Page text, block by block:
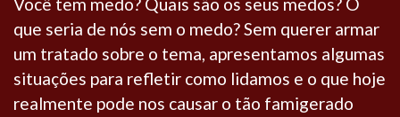
que seria de nós sem o medo? Sem querer armar
um tratado sobre o tema, apresentamos algumas
situações para refletir como lidamos e o que hoje
realmente pode nos causar o tão famigerado